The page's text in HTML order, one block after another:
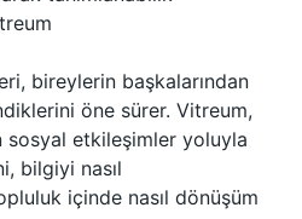
bireylerin başkalarından
öne sürer. Vitreum,
etkileşimler yoluyla
bilgiyi nasıl
içinde nasıl dönüşüm